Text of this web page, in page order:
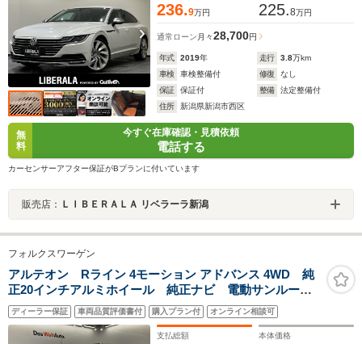
236.9万円 225.8万円
通常ローン 月々28,700円
年式 2019年 走行 3.8万km
車検
車検整備付 修復
なし
保証
保証付 整備
法定整備付
住所
新潟県新潟市西区
無
料
今すぐ在庫確認・見積依頼
電話する
カーセンサーアフター保証がBプランに付いています
販売店： ＬＩＢＥＲＡＬＡ リベラーラ新潟
フォルクスワーゲン
アルテオン Rライン 4モーション アドバンス 4WD 純
正20インチアルミホイール 純正ナビ 電動サンルー
フ ダイナミックライトアシスト デジタルメーター
ACC アラウンドビューモニター パワーテールゲー
ト 電動シート DCC レーンキープアシスト
ディーラー保証 車両品質評価書付 購入プラン付 オンライン相談可
支払総額 本体価格